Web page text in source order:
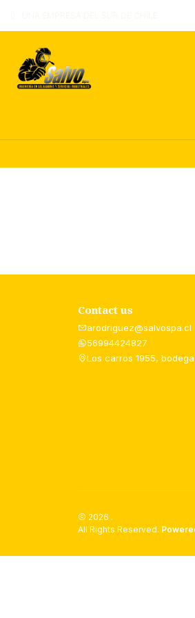
Contact us
arodriguez@salvospa.cl
56994424827
Los carros 1955,
2026 .
All Rights Reserved.